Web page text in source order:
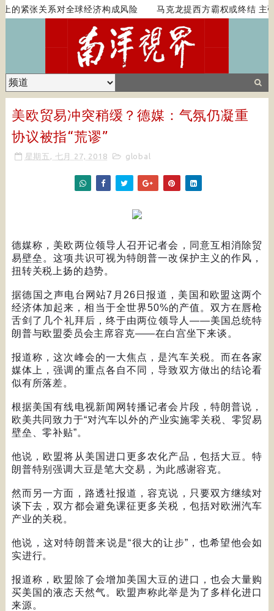
紧张关系对全球经济构成风险 马克龙提西方霸权或终结 主张
美欧贸易冲突稍缓？德媒：气氛仍凝重
协议被指“荒谬”
星期五, 七月 27, 2018 global
德媒称，美欧两位领导人召开记者会，同意互相消除贸
易壁垒。这项共识可视为特朗普一改保护主义的作风，
扭转关税上扬的趋势。
据德国之声电台网站7 月 26 日报道，美国和欧盟这两个
经济体加起来，相当于全世界50%的产值。双方在唇枪
舌剑了几个礼拜后，终于由两位领导人 ——美国总统特
朗普与欧盟委员会主席容克——在白宫坐下来谈。
报道称，这次峰会的一大焦点，是汽车关税。而在各家
媒体上，强调的重点各自不同，导致双方做出的结论看
似有所落差。
根据美国有线电视新闻网转播记者会片段，特朗普说，
欧美共同致力于“对汽车以外的产业实施零关税、零贸易
壁垒、零补贴”。
他说，欧盟将从美国进口更多农化产品，包括大豆。特
朗普特别强调大豆是笔大交易，为此感谢容克。
然而另一方面，路透社报道，容克说，只要双方继续对
谈下去，双方都会避免课征更多关税，包括对欧洲汽车
产业的关税。
他说，这对特朗普来说是“很大的让步” ，也希望他会如
实进行。
报道称，欧盟除了会增加美国大豆的进口，也会大量购
买美国的液态天然气。欧盟声称此举是为了多样化进口
来源。